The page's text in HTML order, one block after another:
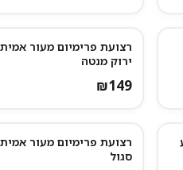
רצועת פרימיום מעור
ירוק מנטה
₪149
רצועת פרימיום מעור
סגול